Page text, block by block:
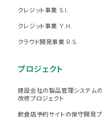
クレジット事業 S.I.
クレジット事業 Y.H.
クラウド開発事業 R.S.
プロジェクト
建設会社の製品管理システムの
改修プロジェクト
飲食店予約サイトの保守開発プ